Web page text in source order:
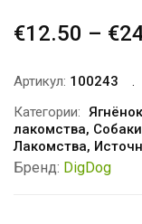
€12.50 – €
Артикул: 100243
Категории:
лакомства, Собаки
Лакомства,
Бренд: DigDog